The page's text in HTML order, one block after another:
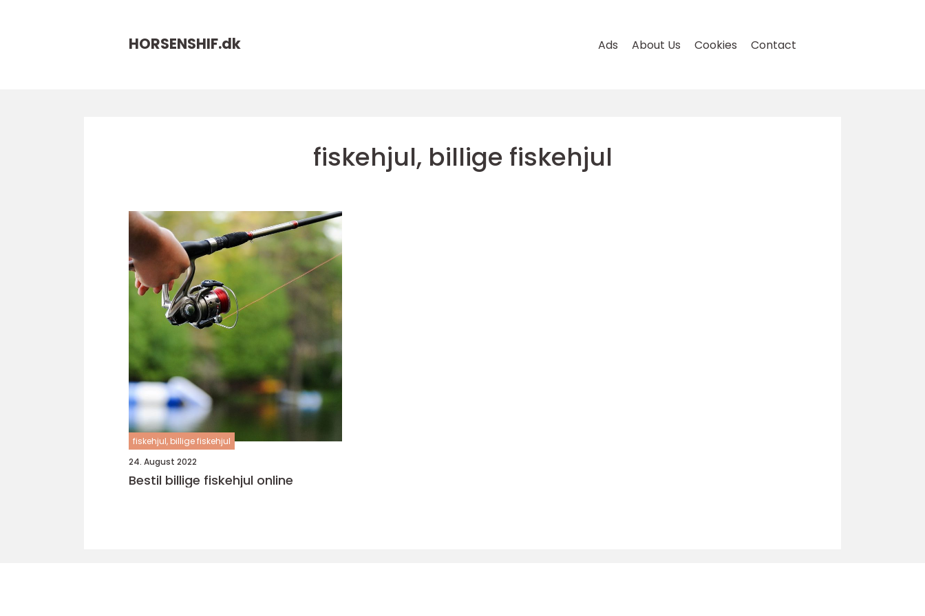
HORSENSHIF.dk Ads About Us Cookies Contact
fiskehjul, billige fiskehjul
fiskehjul, billige fiskehjul
24. August 2022
Bestil billige fiskehjul online